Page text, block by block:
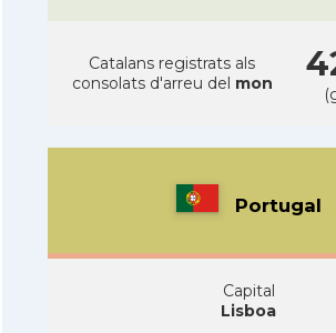
Catalans registrats als
consolats d'arreu del mon
Portugal
Capital
Lisboa